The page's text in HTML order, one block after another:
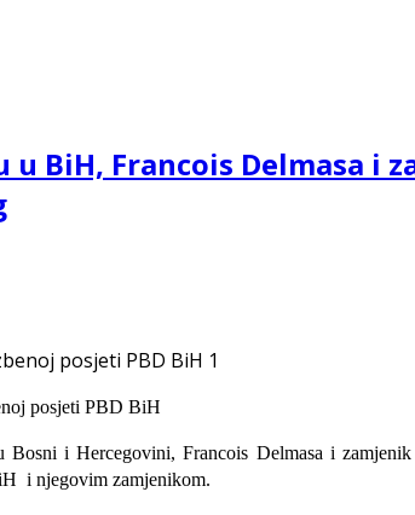
BiH, Francois Delmasa i
i Hercegovini, Francois Delmasa i zamjenik
i njegovim zamjenikom.